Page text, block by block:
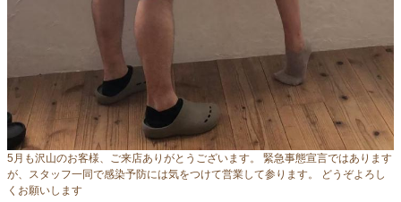
5月も沢山のお客様、ご来店ありがとうございます。 緊急事態宣言ではあります
が、スタッフ一同で感染予防には気をつけて営業して参ります。 どうぞよろし
くお願いします